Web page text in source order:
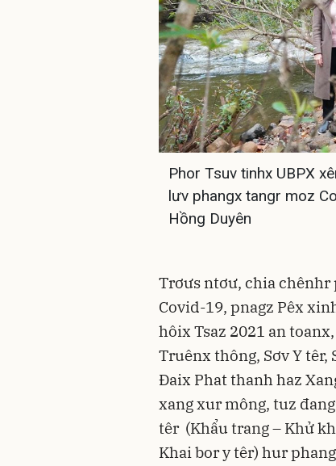
Phor Tsuv tinhx UBPX
lưv phangx tangr moz
Hồng Duyên
Trơưs ntơư, chia
Covid-19, pnagz Pêx
hôix Tsaz 2021 an
Truênx thông, Sơv Y têr,
Đaix Phat thanh haz
xang xur mông, tuz
têr (Khẩu trang – Khử
Khai bor y têr) hur